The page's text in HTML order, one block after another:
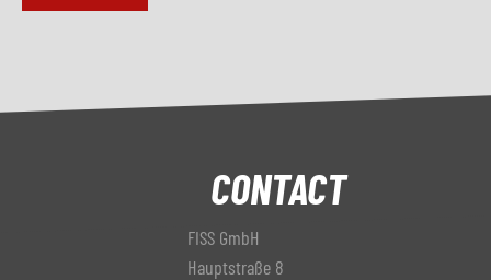
CONTACT
FISS GmbH
Hauptstraße 8